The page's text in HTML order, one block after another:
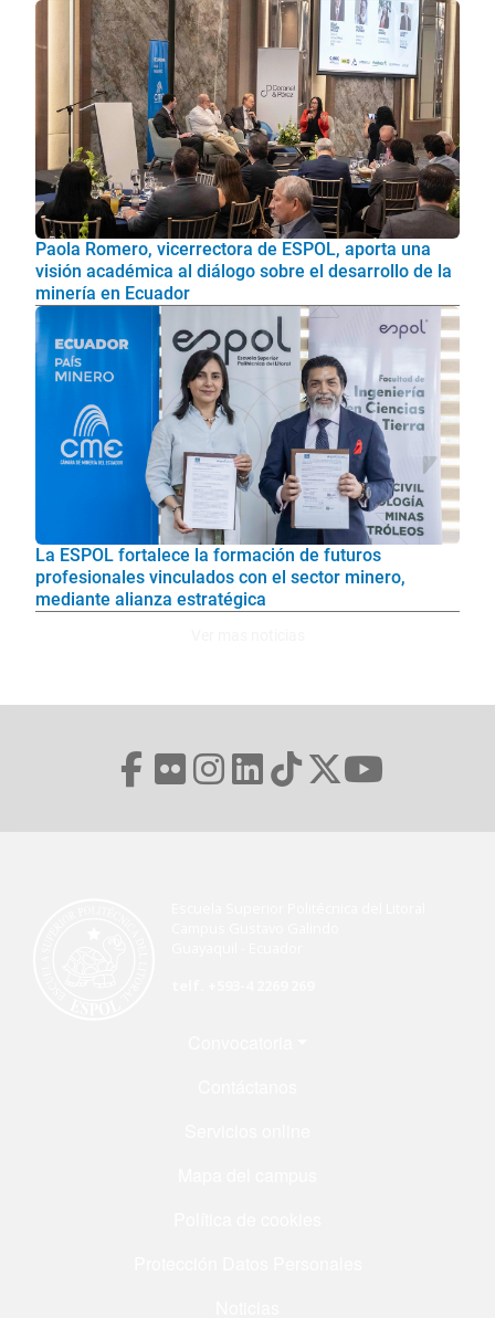
Paola Romero, vicerrectora de ESPOL, aporta una
visión académica al diálogo sobre el desarrollo de la
minería en Ecuador
La ESPOL fortalece la formación de futuros
profesionales vinculados con el sector minero,
mediante alianza estratégica